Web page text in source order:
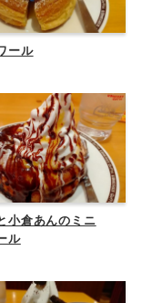
ール
小倉あんのミニ
ル